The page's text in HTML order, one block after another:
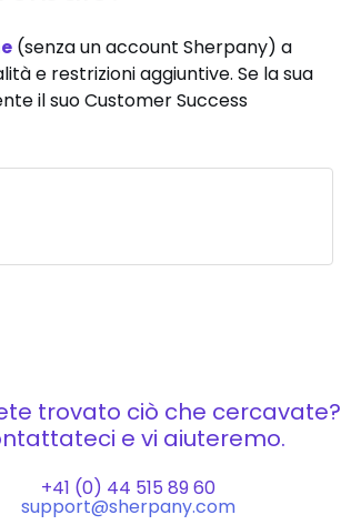
(senza un account Sherpany) a
e restrizioni aggiuntive. Se la sua
il suo Customer Success
trovato ciò che cercavate?
e vi aiuteremo.
+41 (0) 44 515 89 60
support@sherpany.com